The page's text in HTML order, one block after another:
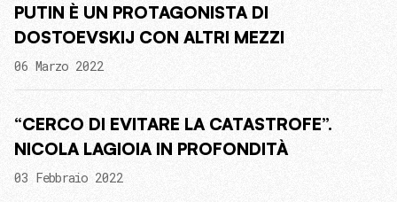
PUTIN È UN PROTAGONISTA DI
DOSTOEVSKIJ CON ALTRI MEZZI
06 Marzo 2022
“CERCO DI EVITARE LA CATASTROFE”.
NICOLA LAGIOIA IN PROFONDITÀ
03 Febbraio 2022